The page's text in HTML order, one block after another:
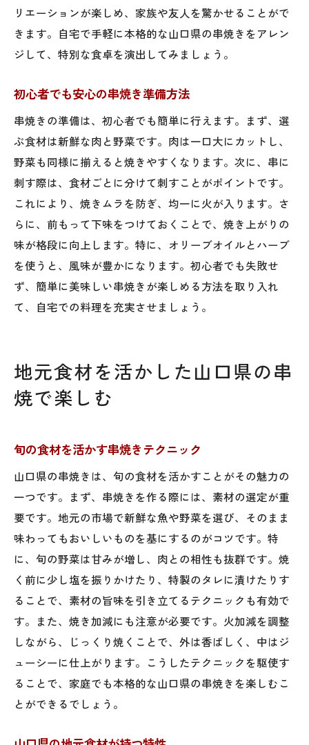
リエーションが楽しめ、家族や友人を驚かせることがで
きます。自宅で手軽に本格的な山口県の串焼きをアレン
ジして、特別な食卓を演出してみましょう。
初心者でも安心の串焼き準備方法
串焼きの準備は、初心者でも簡単に行えます。まず、選
ぶ食材は新鮮な肉と野菜です。肉は一口大にカットし、
野菜も同様に揃えると焼きやすくなります。次に、串に
刺す際は、食材ごとに分けて刺すことがポイントです。
これにより、焼きムラを防ぎ、均一に火が入ります。さ
らに、前もって下味をつけておくことで、焼き上がりの
味が格段に向上します。特に、オリーブオイルとハーブ
を使うと、風味が豊かになります。初心者でも失敗せ
ず、簡単に美味しい串焼きが楽しめる方法を取り入れ
て、自宅での料理を充実させましょう。
地元食材を活かした山口県の串
焼で楽しむ
旬の食材を活かす串焼きテクニック
山口県の串焼きは、旬の食材を活かすことがその魅力の
一つです。まず、串焼きを作る際には、素材の選定が重
要です。地元の市場で新鮮な魚や野菜を選び、そのまま
味わってもおいしいものを基にするのがコツです。特
に、旬の野菜は甘みが増し、肉との相性も抜群です。焼
く前に少し塩を振りかけたり、特製のタレに漬けたりす
ることで、素材の旨味を引き立てるテクニックも有効で
す。また、焼き加減にも注意が必要です。火加減を調整
しながら、じっくり焼くことで、外は香ばしく、中はジ
ューシーに仕上がります。こうしたテクニックを駆使す
ることで、家庭でも本格的な山口県の串焼きを楽しむこ
とができるでしょう。